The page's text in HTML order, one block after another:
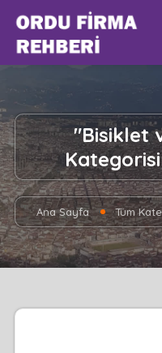
"Bisiklet
Ana Sayfa Tüm